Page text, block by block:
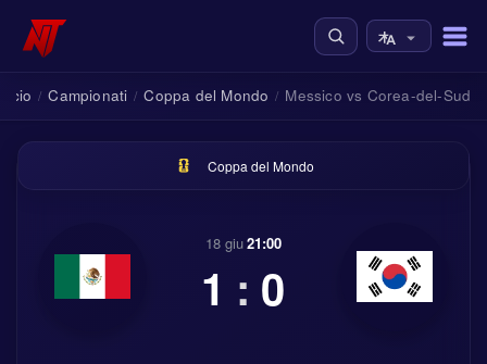
/ Campionati / Coppa del Mondo / Messico vs Corea-del-Sud
Coppa del Mondo
18 giu21:00
1 : 0